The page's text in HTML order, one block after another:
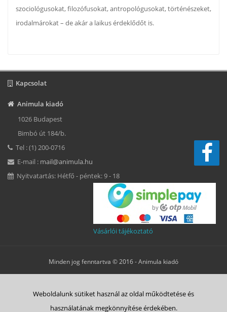
szociológusokat, filozófusokat, antropológusokat, történészeket,
irodalmárokat – de akár a laikus érdeklődőt is.
Kapcsolat
Animula kiadó
1026 Budapest
Bimbó út 184/b.
Tel : (1) 200-0716
E-mail : mail@animula.hu
Nyitvatartás: Hétfő - péntek: 9 - 18
Vásárlói tájékoztató
Minden jog fenntartva © 2016 -Animula kiadó
ÁSZF Adatkezelési tájékoztató Süti tájékoztató Szerzői jog
Weboldalunk sütiket használ az oldal működtetése és
használatának megkönnyítése érdekében.